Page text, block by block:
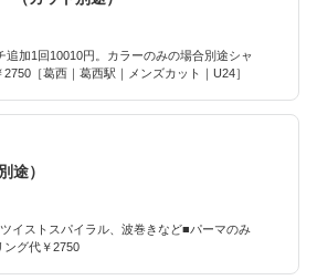
追加1回10010円。カラーのみの場合別途シャ
［葛西｜葛西駅｜メンズカット｜U24］
途）
イストスパイラル、波巻きなど■パーマのみ
ング代￥2750